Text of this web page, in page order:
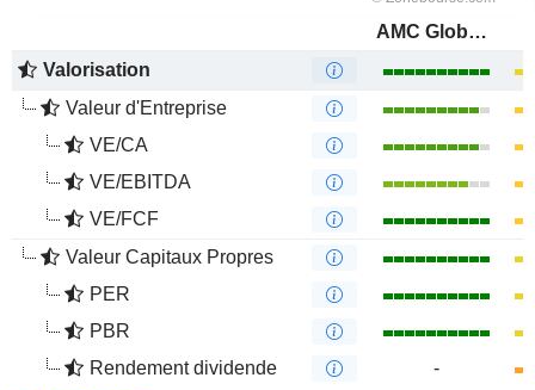
AMC Global Media Inc.
Valorisation
Valeur d'Entreprise
VE/CA
VE/EBITDA
VE/FCF
Valeur Capitaux Propres
PER
PBR
Rendement dividende
-